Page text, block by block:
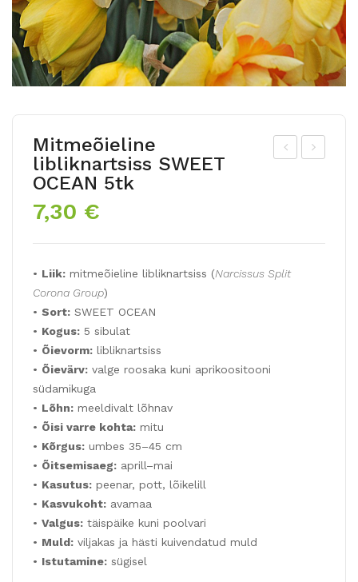
MO
Mitmeõieline
libliknartsiss SWEET
OCEAN 5tk
7,30 €
• Liik: mitmeõieline libliknartsiss (Narcissus Split
Corona Group)
• Sort: SWEET OCEAN
• Kogus: 5 sibulat
• Õievorm: libliknartsiss
• Õievärv: valge roosaka kuni aprikoositooni
südamikuga
• Lõhn: meeldivalt lõhnav
• Õisi varre kohta: mitu
• Kõrgus: umbes 35–45 cm
• Õitsemisaeg: aprill–mai
• Kasutus: peenar, pott, lõikelill
• Kasvukoht: avamaa
• Valgus: täispäike kuni poolvari
• Muld: viljakas ja hästi kuivendatud muld
• Istutamine: sügisel